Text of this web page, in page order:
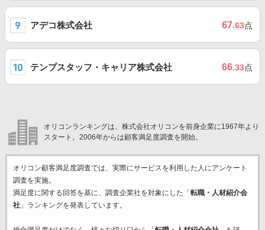
アデコ株式会社 67.63点
テンプスタッフ・キャリア株式会社 66.33点
オリコンランキングは、株式会社オリコンを前身企業に1967年より
スタート。2006年からは顧客満足度調査を開始。
オリコン顧客満足度調査では、実際にサービスを利用した 人にアンケート
調査を実施。
満足度に関する回答を基に、調査企業社を対象にした「 転職・人材紹介会
社」ランキングを発表しています。